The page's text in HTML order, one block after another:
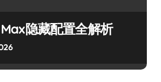
隐藏配置全解析